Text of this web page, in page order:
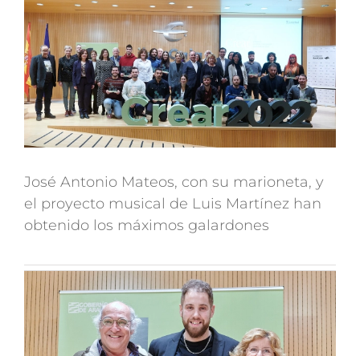
imagen
más
grande
José Antonio Mateos, con su marioneta, y
el proyecto musical de Luis Martínez han
obtenido los máximos galardones